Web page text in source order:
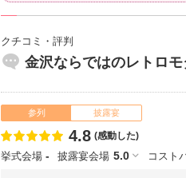
クチコミ・評判
金沢ならではのレトロ
参列 披露宴
点数
4.8 (感動した)
挙式会場 - 披露宴会場 5.0 コスト